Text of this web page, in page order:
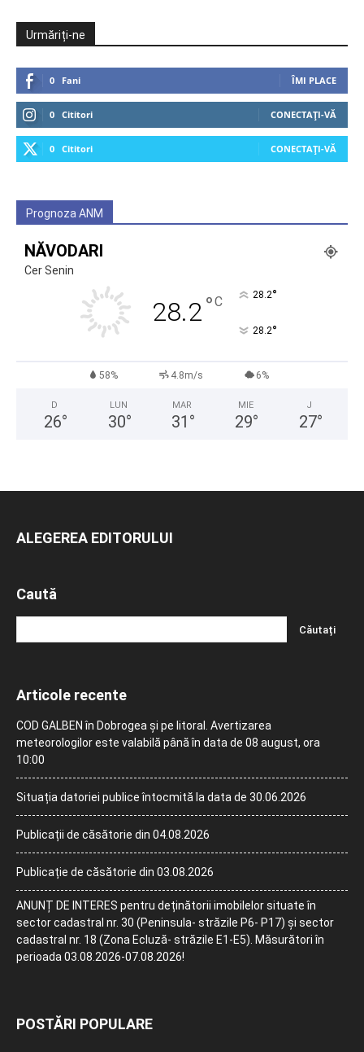
Urmăriți-ne
0 Fani ÎMI PLACE
0 Cititori CONECTAȚI-VĂ
0 Cititori CONECTAȚI-VĂ
Prognoza ANM
NĂVODARI
Cer Senin
28.2°C 28.2°
28.2°
58% 4.8m/s 6%
D
26°
LUN
30°
MAR
31 °
MIE
29°
J
27°
ALEGEREA EDITORULUI
Caută
Articole recente
COD GALBEN în Dobrogea și pe litoral. Avertizarea
meteorologilor este valabilă până în data de 08 august, ora
10:00
Situația datoriei publice întocmită la data de 30.06.2026
Publicații de căsătorie din 04.08.2026
Publicație de căsătorie din 03.08.2026
ANUNȚ DE INTERES pentru deținătorii imobilelor situate în
sector cadastral nr. 30 (Peninsula- străzile P6- P17) și sector
cadastral nr. 18 (Zona Ecluză- străzile E1-E5). Măsurători în
perioada 03.08.2026-07.08.2026!
POSTĂRI POPULARE